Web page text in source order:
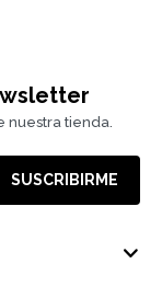
nuestra tienda.
SUSCRIBIRME